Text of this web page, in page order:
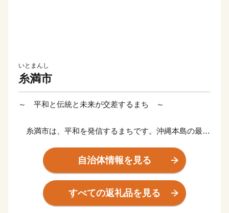
いとまんし
糸満市
～ 平和と伝統と未来が交差するまち ～
糸満市は、平和を発信するまちです。沖縄本島の最南
の塔や平和祈念公園をはじめ、各都道府県の慰霊碑が多
数存在するなど平和の尊さと戦争の悲惨さを発信するま
ちで、修学旅行など平和学習の場となっています。
自治体情報を見る
すべての返礼品を見る